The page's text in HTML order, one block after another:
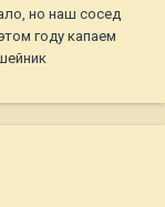
но наш сосед
году капаем